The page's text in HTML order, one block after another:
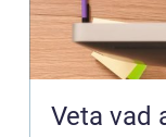
Veta vad